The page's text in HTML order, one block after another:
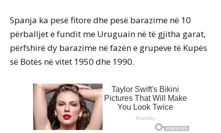
Spanja ka pesë fitore dhe pesë barazime në 10
përballjet e fundit me Uruguain në të gjitha garat,
përfshirë dy barazime në fazën e grupeve të Kupës
së Botës në vitet 1950 dhe 1990.